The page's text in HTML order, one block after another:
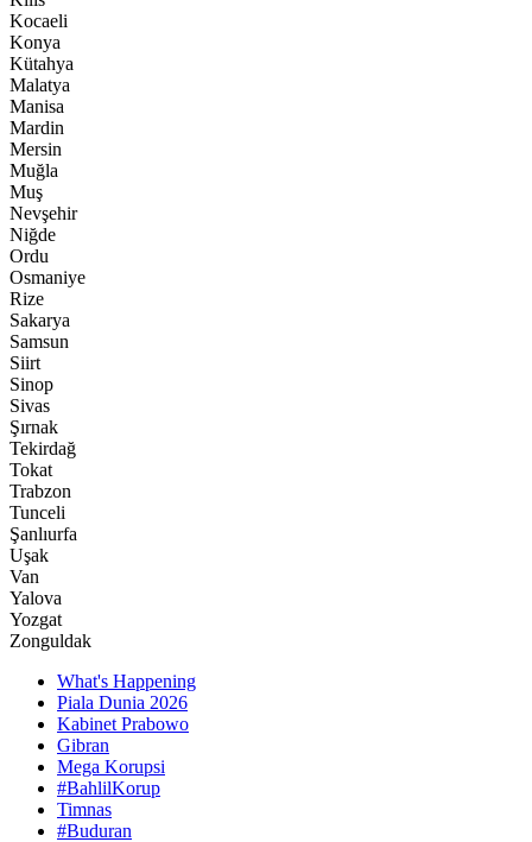
Kocaeli
Konya
Kütahya
Malatya
Manisa
Mardin
Mersin
Muğla
Muş
Nevşehir
Niğde
Ordu
Osmaniye
Rize
Sakarya
Samsun
Siirt
Sinop
Sivas
Şırnak
Tekirdağ
Tokat
Trabzon
Tunceli
Şanlıurfa
Uşak
Van
Yalova
Yozgat
Zonguldak
What's Happening
Piala Dunia 2026
Kabinet Prabowo
Gibran
Mega Korupsi
#BahlilKorup
Timnas
#Buduran